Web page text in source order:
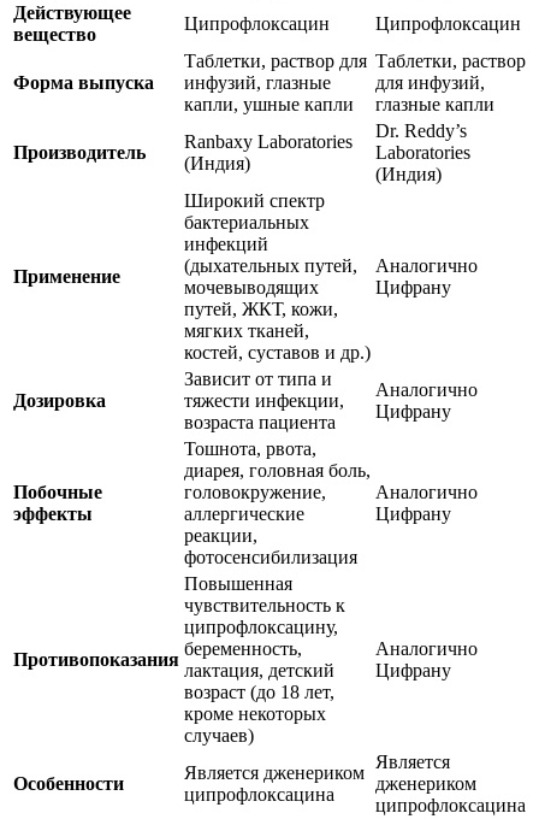
Действующее
вещество
Ципрофлоксацин Ципрофлоксацин
Форма выпуска
Таблетки, раствор для
инфузий, глазные
капли, ушные капли
Таблетки, раствор
для инфузий,
глазные капли
Производитель
Ranbaxy Laboratories
(Индия)
Dr. Reddy’s
Laboratories
(Индия)
Применение
Широкий спектр
бактериальных
инфекций
(дыхательных путей,
мочевыводящих
путей, ЖКТ, кожи,
мягких тканей,
костей, суставов и др.)
Аналогично
Цифрану
Дозировка
Зависит от типа и
тяжести инфекции,
возраста пациента
Аналогично
Цифрану
Побочные
эффекты
Тошнота, рвота,
диарея, головная боль,
головокружение,
аллергические
реакции,
фотосенсибилизация
Аналогично
Цифрану
Противопоказания
Повышенная
чувствительность к
ципрофлоксацину,
беременность,
лактация, детский
возраст (до 18 лет,
кроме некоторых
случаев)
Аналогично
Цифрану
Особенности
Является дженериком
ципрофлоксацина
Является
дженериком
ципрофлоксацина